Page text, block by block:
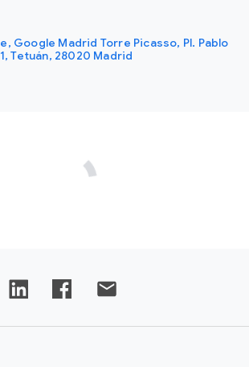
Google Madrid Torre Picasso, Pl. Pablo
Tetuán, 28020 Madrid